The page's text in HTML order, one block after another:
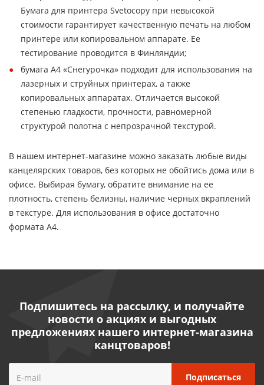
Бумага для принтера Svetocopy при невысокой
стоимости гарантирует качественную печать на любом
принтере или копировальном аппарате. Ее
тестирование проводится в Финляндии;
бумага А4 «Снегурочка» подходит для использования на
лазерных и струйных принтерах, а также
копировальных аппаратах. Отличается высокой
степенью гладкости, прочности, равномерной
структурой полотна с непрозрачной текстурой.
В нашем интернет-магазине можно заказать любые виды
канцелярских товаров, без которых не обойтись дома или в
офисе. Выбирая бумагу, обратите внимание на ее
плотность, степень белизны, наличие черных вкраплений
в текстуре. Для использования в офисе достаточно
формата А4.
Подпишитесь на рассылку, и получайте
новости о акциях и выгодных
предложениях нашего интернет-магазина
канцтоваров!